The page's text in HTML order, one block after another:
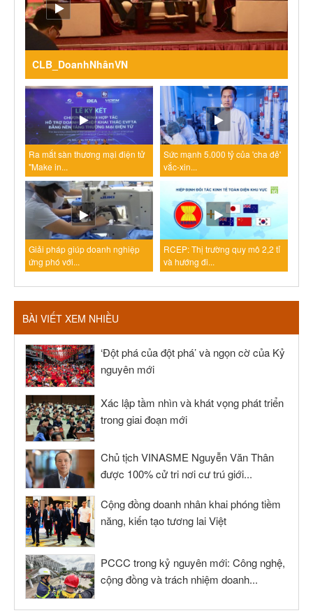
CLB_DoanhNhânVN
Ra mắt sàn thương mại điện tử
"Make in...
Sức mạnh 5.000 tỷ của 'cha đẻ'
vắc-xin...
Giải pháp giúp doanh nghiệp
ứng phó với...
RCEP: Thị trường quy mô 2,2 tỉ
và hướng đi...
BÀI VIẾT XEM NHIỀU
‘Đột phá của đột phá’ và ngọn cờ của Kỷ
nguyên mới
Xác lập tầm nhìn và khát vọng phát triển
trong giai đoạn mới
Chủ tịch VINASME Nguyễn Văn Thân
được 100% cử tri nơi cư trú giới...
Cộng đồng doanh nhân khai phóng tiềm
năng, kiến tạo tương lai Việt
PCCC trong kỷ nguyên mới: Công nghệ,
cộng đồng và trách nhiệm doanh...